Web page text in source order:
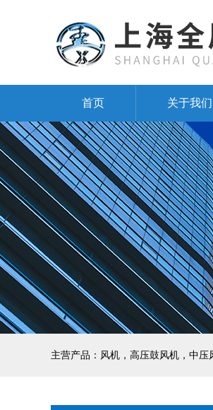
首页 关于我们
主营产品：风机，高压鼓风机，中